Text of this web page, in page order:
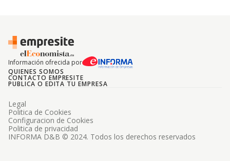
Información ofrecida por
QUIENES SOMOS
CONTACTO EMPRESITE
PUBLICA O EDITA TU EMPRESA
INFORMA D&B © 2024. Todos los derechos reservados
Legal
Politica de Cookies
Configuracion de Cookies
Politica de privacidad